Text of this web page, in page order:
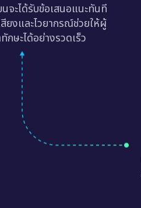
จะได้รับข้อเสนอแนะทันที
ยงและไวยากรณ์ช่วยให้ผู้
ษะได้อย่างรวดเร็ว